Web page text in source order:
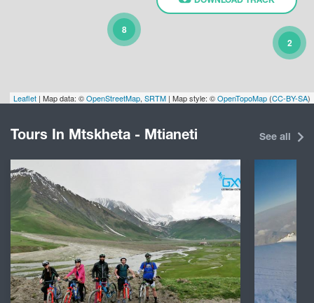
2
8
Leaflet | Map data: ©OpenStreetMap, SRTM | Map style: ©OpenTopoMap (CC-BY-SA)
Tours In Mtskheta - Mtianeti See all